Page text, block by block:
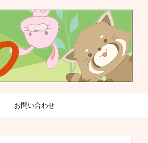
お問い合わせ